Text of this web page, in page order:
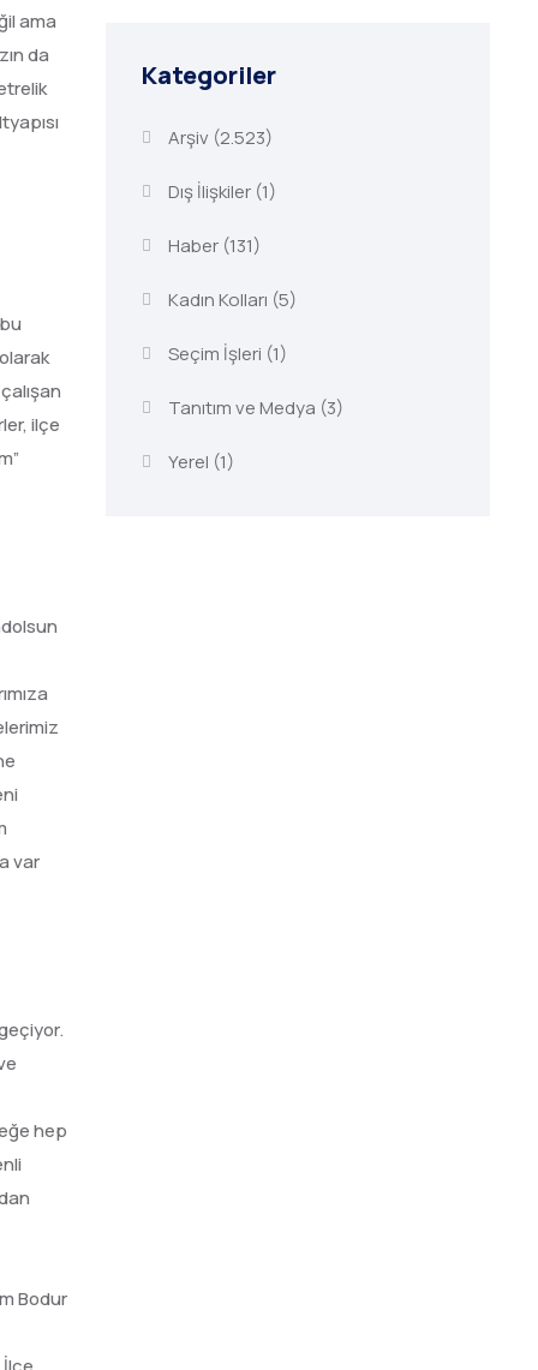
ama
da
ilçe
var
hep
Bodur
Kategoriler
Arşiv (2.523)
Dış İlişkiler(1)
Haber(131)
Kadın Kolları (5)
Seçim İşleri (1)
Tanıtım ve Medya (3)
Yerel (1)